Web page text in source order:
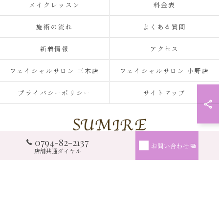
0794-82-2137
店舗共通ダイヤル
お問い合わせ
メイクレッスン 料金表
施術の流れ よくある質問
新着情報 アクセス
フェイシャルサロン 三木店 フェイシャルサロン 小野店
プライバシーポリシー サイトマップ
© 2026 兵庫県三木市のフェイシャルサロンならSUMIRE ALL RIGHTS RESERVED.